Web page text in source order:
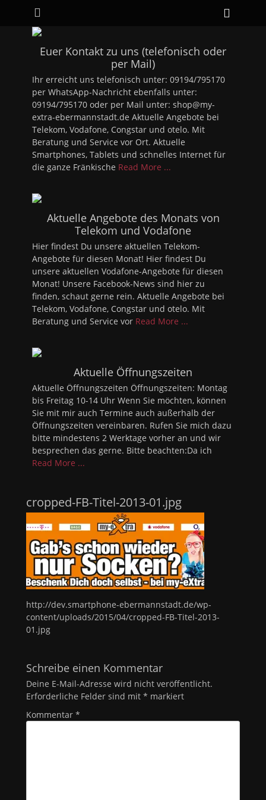
Primäres Menü
Zum
Inhalt
springen
Euer Kontakt zu uns (telefonisch oder
per Mail)
Ihr erreicht uns telefonisch unter: 09194/795170
per WhatsApp-Nachricht ebenfalls unter:
09194/795170 oder per Mail unter: shop@my-
extra-ebermannstadt.de Aktuelle Angebote bei
Telekom, Vodafone, Congstar und otelo. Mit
Beratung und Service vor Ort. Aktuelle
Smartphones, Tablets und schnelles Internet für
die ganze Fränkische Read More ...
Aktuelle Angebote des Monats von
Telekom und Vodafone
Hier findest Du unsere aktuellen Telekom-
Angebote für diesen Monat! Hier findest Du
unsere aktuellen Vodafone-Angebote für diesen
Monat! Unsere Facebook-News sind hier zu
finden, schaut gerne rein. Aktuelle Angebote bei
Telekom, Vodafone, Congstar und otelo. Mit
Beratung und Service vor Read More ...
Aktuelle Öffnungszeiten
Aktuelle Öffnungszeiten Öffnungszeiten: Montag
bis Freitag 10-14 Uhr Wenn Sie möchten, können
Sie mit mir auch Termine auch außerhalb der
Öffnungszeiten vereinbaren. Rufen Sie mich dazu
bitte mindestens 2 Werktage vorher an und wir
besprechen das gerne. Bitte beachten:Da ich
Read More ...
cropped-FB-Titel-2013-01.jpg
http://dev.smartphone-ebermannstadt.de/wp-
content/uploads/2015/04/cropped-FB-Titel-2013-
01.jpg
Schreibe einen Kommentar
Deine E-Mail-Adresse wird nicht veröffentlicht.
Erforderliche Felder sind mit * markiert
Kommentar *